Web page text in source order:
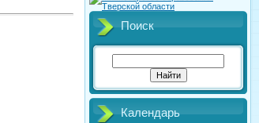
Поиск
Календарь